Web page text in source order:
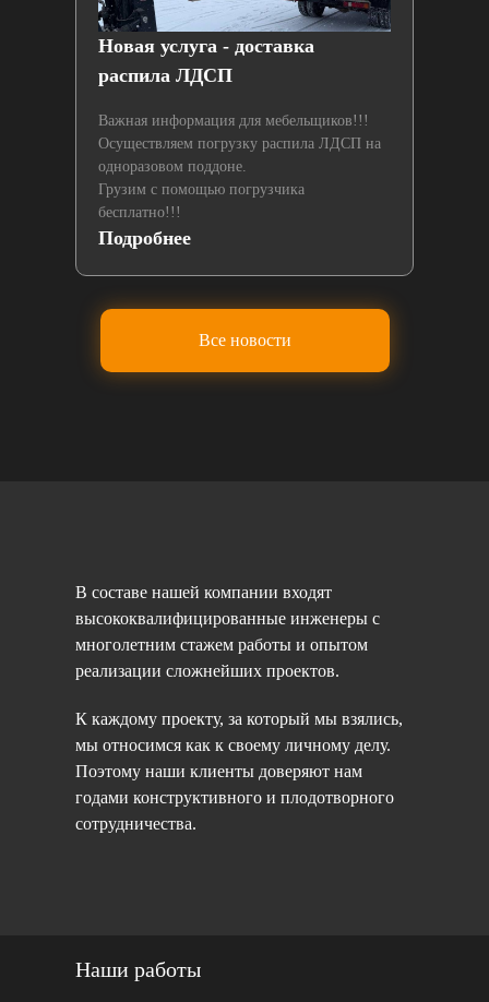
Новая услуга - доставка
распила ЛДСП
Важная информация для мебельщиков!!!
Осуществляем погрузку распила ЛДСП на
одноразовом поддоне.
Грузим с помощью погрузчика
бесплатно!!!
Подробнее
Все новости
В составе нашей компании входят
высококвалифицированные инженеры с
многолетним стажем работы и опытом
реализации сложнейших проектов.
К каждому проекту, за который мы взялись,
мы относимся как к своему личному делу.
Поэтому наши клиенты доверяют нам
годами конструктивного и плодотворного
сотрудничества.
Наши работы